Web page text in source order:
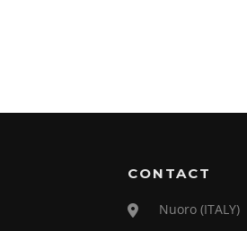
CONTACT
Nuoro (ITALY)